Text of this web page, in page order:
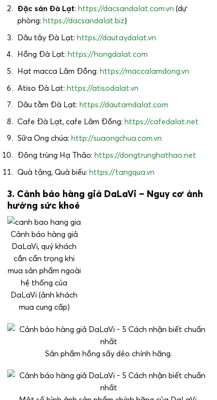
Đặc sản Đà Lạt: https://dacsandalat.com.vn (dự
phòng: https://dacsandalat.biz)
Dâu tây Đà Lạt: https://dautaydalat.vn
Hồng Đà Lạt: https://hongdalat.com
Hạt macca Lâm Đồng: https://maccalamdong.vn
Atiso Đà Lạt: https://atisodalat.vn
Dâu tằm Đà Lạt: https://dautamdalat.com
Cafe Đà Lạt, cafe Lâm Đồng: https://cafedalat.net
Sữa Ong chúa: http://suaongchua.com.vn
Đông trùng Hạ Thảo: https://dongtrunghathao.net
Quà tặng, Quà biếu: https://tangqua.vn
3. Cảnh báo hàng giả DaLaVi – Nguy cơ ảnh
hưởng sức khoẻ
Cảnh báo hàng giả
DaLaVi, quý khách
cần cẩn trọng khi
mua sản phẩm ngoài
hệ thống của
DaLaVi (ảnh khách
mua cung cấp)
Sản phẩm hồng sấy dẻo chính hãng.